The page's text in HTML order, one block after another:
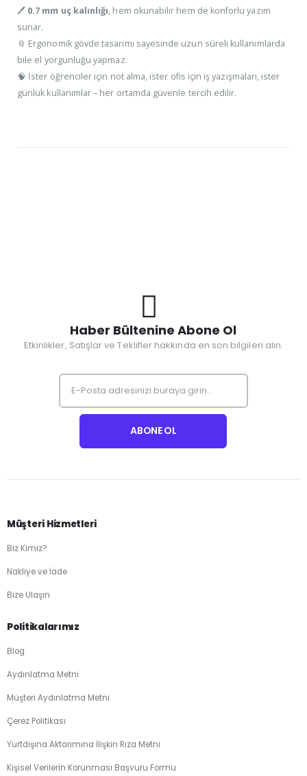
🖊️ 0.7 mm uç kalınlığı, hem okunabilir hem de konforlu yazım
sunar.
📎 Ergonomik gövde tasarımı sayesinde uzun süreli kullanımlarda
bile el yorgunluğu yapmaz.
🧠 İster öğrenciler için not alma, ister ofis için iş yazışmaları, ister
günlük kullanımlar – her ortamda güvenle tercih edilir.
Haber Bültenine Abone Ol
Etkinlikler, Satışlar ve Teklifler hakkında en son bilgileri alın.
Müşteri Hizmetleri
Biz Kimiz?
Nakliye ve İade
Bize Ulaşın
Politikalarımız
Blog
Aydınlatma Metni
Müşteri Aydınlatma Metni
Çerez Politikası
Yurtdışına Aktarımına İlişkin Rıza Metni
Kişisel Verilerin Korunması Başvuru Formu